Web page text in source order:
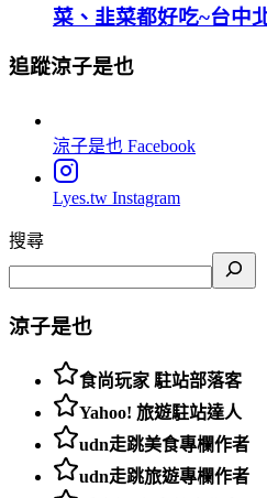
菜、韭菜都好吃~台中
追蹤涼子是也
涼子是也 Facebook
Lyes.tw Instagram
搜尋
涼子是也
食尚玩家 駐站部落客
Yahoo! 旅遊駐站達人
udn走跳美食專欄作者
udn走跳旅遊專欄作者